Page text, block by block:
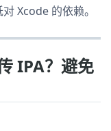
Xcode 的依赖。
IPA？避免